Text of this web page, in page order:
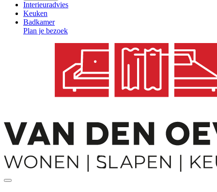
Interieuradvies
Keuken
Badkamer
Plan je bezoek